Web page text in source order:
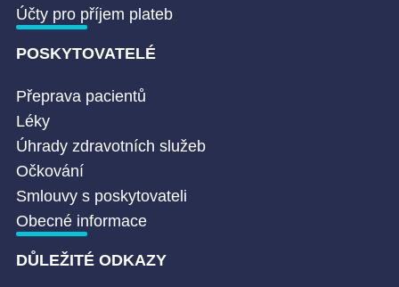
Účty pro příjem plateb
POSKYTOVATELÉ
Přeprava pacientů
Léky
Úhrady zdravotních služeb
Očkování
Smlouvy s poskytovateli
Obecné informace
DŮLEŽITÉ ODKAZY